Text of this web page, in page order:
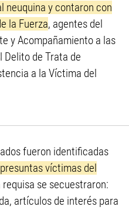
neuquina y contaron con
la Fuerza, agentes del
y Acompañamiento a las
Delito de Trata de
a la Víctima del
fueron identificadas
víctimas del
se secuestraron:
artículos de interés para